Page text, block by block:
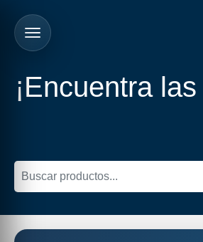
¡Encuentra